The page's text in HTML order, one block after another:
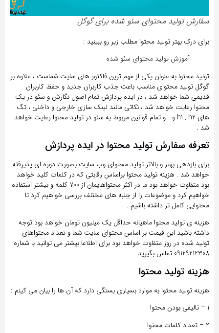
سفارش تولید محتوای سئو شده برای گوگل
برای درک بهتر تولید محتوا مطلب زیر رو ببینید :
آموزش تولید محتوای سئو شده
تولید محتوا به عنوان یکی از مهم ترین فاکتور های سایت شماست ، علاوه بر
گوگل تولید محتوای مناسب باعث جذب کاربران جدید و حفظ کاربران
قدیمی شما خواهد شد ، در ایده پردازش تمام اصول نگارش و سئو در یک
محتوا رعایت خواهد شد ، نکاتی مانند لینک سازی خارجی و داخلی ، تگ
های h1 , h2 و… و تمام قوانین مربوط به سئو در تولید محتوا رعایت خواهد
شد .
تعرفه سفارش تولید محتوا در ایده پردازش
برای بازدهی بهتر و بالاتر تولید محتوای وب سایت بصورت دوره ای پذیرفته
خواهد شد . هزینه تولید محتوا براساس رقابتی که در کلمات کلید خواهد
بود متفاوت خواهد بود ما در اکثر محتواهایمان از 700 کلمه و بیشتر استفاده
خواهیم کرد و موضوعات را از جنبه های مختلف بررسی خواهیم کرد تا
محتوایی کامل تر داشته باشیم .
هزینه ی تولید محتوا ماهیانه حداقل یک میلیون تومان خواهد بود توجه
داشته باشید این قیمت بر اساس محتوای سایت شما و تعداد محتواهای
تولید شده در روز متفاوت خواهد بود برای اطلاعا بیشتر می توانید با شماره
09129212308 تماس بگیرید .
هزینه تولید محتوا
هزینه تولید محتوا به موارد بسیاری بستگی دارد که آن ها را بیان می کینم :
1 – تالیفی بودن محتوا
2 – تعداد کلمات محتوا